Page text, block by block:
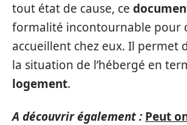
tout état de cause, ce
formalité incontournable pour
accueillent chez eux. Il permet
la situation de l’hébergé en
logement.
A découvrir également : Peut